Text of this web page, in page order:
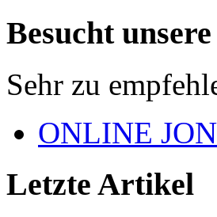
Besucht
Sehr zu
ONLINE
Letzte Artikel